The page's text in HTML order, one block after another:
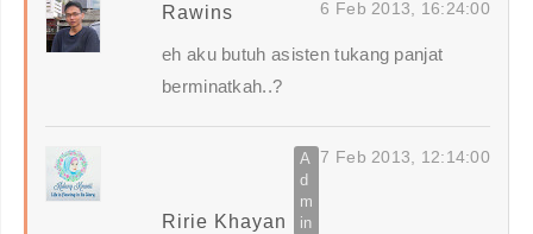
Rawins 6 Feb 2013, 16:24:00
eh aku butuh asisten tukang panjat
berminatkah..?
Ririe Khayan
7 Feb 2013, 12:14:00